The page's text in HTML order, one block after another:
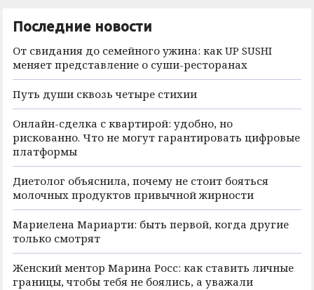
Последние новости
От свидания до семейного ужина: как UP SUSHI
меняет представление о суши-ресторанах
Путь души сквозь четыре стихии
Онлайн-сделка с квартирой: удобно, но
рискованно. Что не могут гарантировать цифровые
платформы
Диетолог объяснила, почему не стоит бояться
молочных продуктов привычной жирности
Мариелена Мариарти: быть первой, когда другие
только смотрят
Женский ментор Марина Росс: как ставить личные
границы, чтобы тебя не боялись, а уважали